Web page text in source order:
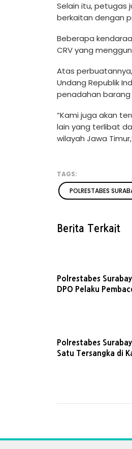
Selain itu, petugas
berkaitan dengan
Beberapa
CRV yang
Atas perbuatannya,
Undang Republik
penadahan
“Kami juga akan
lain yang terlibat
wilayah Jawa
TAGS:
POLRESTABES
Berita Terkait
Polrestabes
DPO Pelaku
Polrestabes
Satu Tersangka di